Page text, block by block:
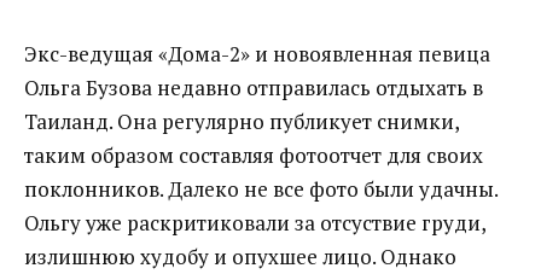
Экс-ведущая «Дома-2» и новоявленная певица
Ольга Бузова недавно отправилась отдыхать в
Таиланд. Она регулярно публикует снимки,
таким образом составляя фотоотчет для своих
поклонников. Далеко не все фото были удачны.
Ольгу уже раскритиковали за отсуствие груди,
излишнюю худобу и опухшее лицо. Однако